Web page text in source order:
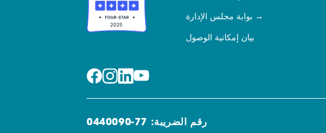
بوابة مجلس الإدارة
بيان إمكانية الوصول
رقم الضريبة: 77-0440090